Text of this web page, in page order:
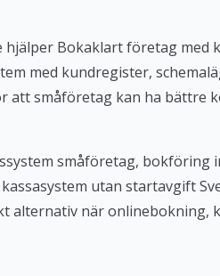
Bokaklart företag med
med kundregister,
att småföretag kan ha bättre
småföretag, bokföring
utan startavgift
alternativ när onlinebokning,